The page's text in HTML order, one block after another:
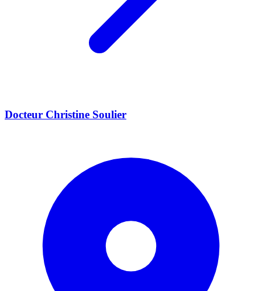
Docteur Christine Soulier